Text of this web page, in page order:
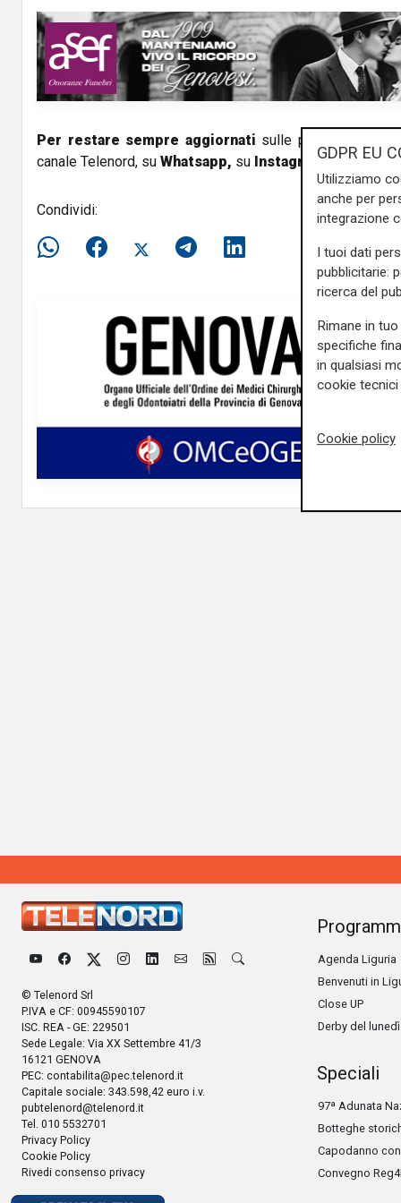
Per restare sempre aggiornati sulle principali
canale Telenord, su Whatsapp, su Instagram,su
Condividi:
© Telenord Srl
P.IVA e CF: 00945590107
ISC. REA - GE: 229501
Sede Legale: Via XX Settembre 41/3
16121 GENOVA
PEC: contabilita@pec.telenord.it
Capitale sociale: 343.598,42 euro i.v.
pubtelenord@telenord.it
Tel. 010 5532701
Privacy Policy
Cookie Policy
Rivedi consenso privacy
Agenda Liguria
Benvenuti in
Close UP
Derby del lunedì
Speciali
97ª Adunata
Botteghe
Capodanno
Convegno
GDPR EU
Utilizziamo
anche per
integrazione
I tuoi dati
pubblicitarie:
ricerca del
Rimane in
specifiche
in qualsiasi
cookie tecnici
Cookie policy